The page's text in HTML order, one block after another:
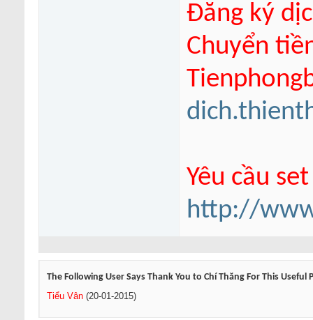
Đăng ký
Chuyển
Yêu cầu
http://
The Following User Says Thank You to Chí Thăng For This Useful
Tiểu Vân (20-01-2015)